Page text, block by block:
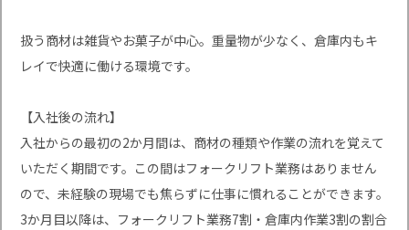
扱う商材は雑貨やお菓子が中心。重量物が少なく、倉庫内もキ
レイで快適に働ける環境です。
【入社後の流れ】
入社からの最初の2か月間は、商材の種類や作業の流れを覚えて
いただく期間です。この間はフォークリフト業務はありません
ので、未経験の現場でも焦らずに仕事に慣れることができます。
3か月目以降は、フォークリフト業務7割・倉庫内作業3割の割合